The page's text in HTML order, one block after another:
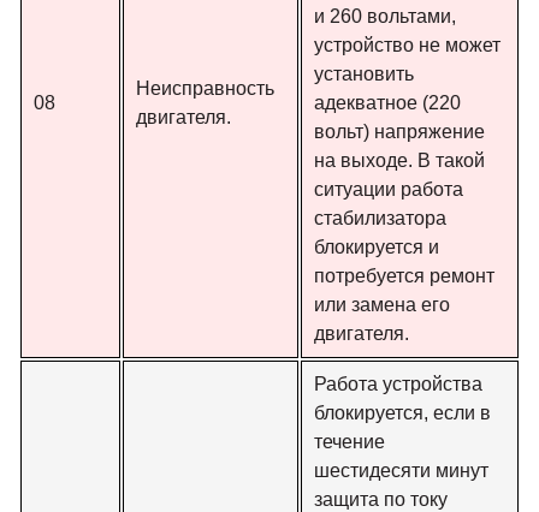
08
Неисправность
двигателя.
и 260 вольтами,
устройство не может
установить
адекватное (220
вольт) напряжение
на выходе. В такой
ситуации работа
стабилизатора
блокируется и
потребуется ремонт
или замена его
двигателя.
Работа устройства
блокируется, если в
течение
шестидесяти минут
защита по току